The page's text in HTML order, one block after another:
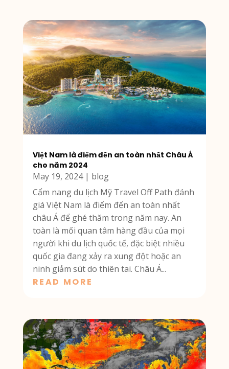
Việt Nam là điểm đến an toàn nhất Châu Á
cho năm 2024
May 19, 2024| blog
Cẩm nang du lịch Mỹ Travel Off Path đánh
giá Việt Nam là điểm đến an toàn nhất
châu Á để ghé thăm trong năm nay. An
toàn là mối quan tâm hàng đầu của mọi
người khi du lịch quốc tế, đặc biệt nhiều
quốc gia đang xảy ra xung đột hoặc an
ninh giảm sút do thiên tai. Châu Á...
READ MORE